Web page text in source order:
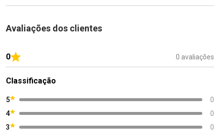
Avaliações dos clientes
0 0 avaliações
Classificação
5
0
4
0
3
0